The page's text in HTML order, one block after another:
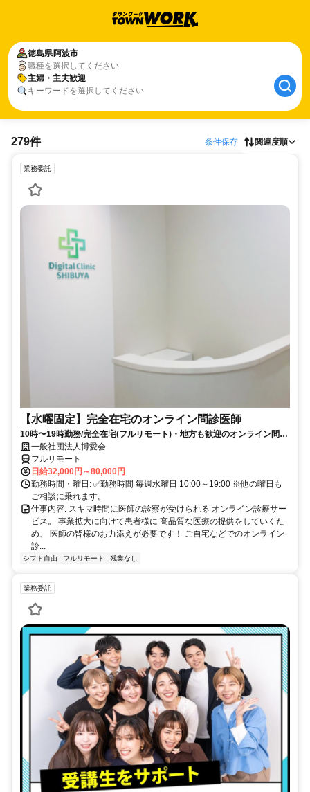
徳島県 阿波市
職種を選択してください
主婦・主夫歓迎
キーワードを選択してください
279件 条件保存 関連度順
業務委託
【水曜固定】完全在宅のオンライン問診医師
10時〜19時勤務/完全在宅(フルリモート)・地方も歓迎のオンライン問診
業務一般社団法人博愛会
フルリモート
日給32,000円～80,000円
勤務時間・曜日: ✅勤務時間 毎週水曜日 10:00～19:00 ※他の曜日も
ご相談に乗れます。
仕事内容: スキマ時間に医師の診察が受けられる オンライン診療サー
ビス。 事業拡大に向けて患者様に 高品質な医療の提供をしていくた
め、 医師の皆様のお力添えが必要です！ ご自宅などでのオンライン
診...
シフト自由 フルリモート 残業なし
業務委託